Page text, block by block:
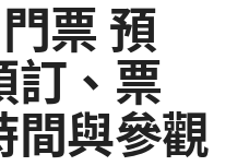
票 預
訂、票
間與參觀